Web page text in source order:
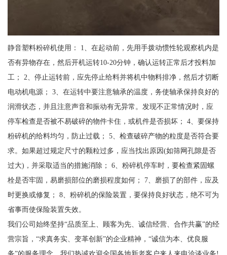
静音塑料粉碎机使用： 1、在起动前，先用手拨动惯性轮观察机内是
否有异物存在，然后开机运转10-20分钟，确认运转正常后才投料加
工； 2、停止运转前，应先停止给料并将机中物料排净，然后才切断
电动机电源； 3、在运转中要注意轴承的温度，务使轴承保持良好的
润滑状态，并且注意声音和振动有无异常。发现不正常情况时，应
停车检查是否被不易破碎的物件卡住，或机件是否损坏； 4、要保持
粉碎机的给料均匀，防止过载； 5、检查破碎产物的粒度是否符合要
求。如果超过规定尺寸的颗粒过多，应当找出原因(如筛网孔隙是否
过大)，并采取适当的措施消除； 6、粉碎机停车时，要检查紧固螺
栓是否牢固，易磨损部位的磨损程度如何； 7、磨损了的部件，应及
时更换或修复； 8、粉碎机的保险装置，要保持良好状态，绝不可为
省事而使保险装置失效。
我们公司始终坚持“品质至上、顾客为先、诚信经营、合作共赢”的经
营宗旨，“求真务实、变革创新”的企业精神，“诚信为本、优良服